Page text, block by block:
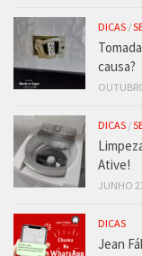
DICAS /
causa?
DICAS /
Ative!
JUNHO
DICAS
Jean